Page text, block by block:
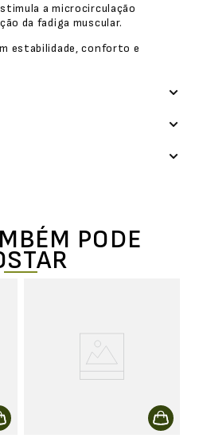
a microcirculação
da fadiga muscular.
estabilidade, conforto e
PODE